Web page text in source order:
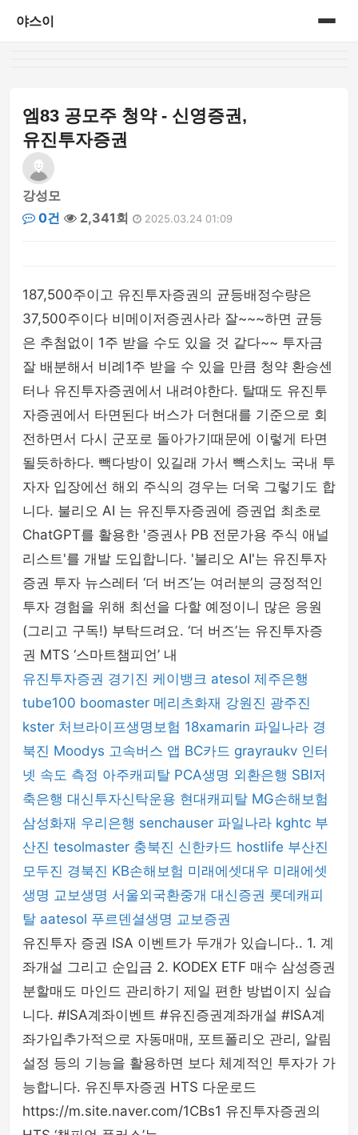
야스이
엠83 공모주 청약 - 신영증권,
유진투자증권
강성모
0건
2,341회 2025.03.24 01:09
187,500주이고 유진투자증권의 균등배정수량은
37,500주이다 비메이저증권사라 잘~~~하면 균등
은 추첨없이 1주 받을 수도 있을 것 같다~~ 투자금
잘 배분해서 비례1주 받을 수 있을 만큼 청약 환승센
터나 유진투자증권에서 내려야한다. 탈때도 유진투
자증권에서 타면된다 버스가 더현대를 기준으로 회
전하면서 다시 군포로 돌아가기때문에 이렇게 타면
될듯하하다. 빽다방이 있길래 가서 빽스치노 국내 투
자자 입장에선 해외 주식의 경우는 더욱 그렇기도 합
니다. 불리오 AI 는 유진투자증권에 증권업 최초로
ChatGPT를 활용한 '증권사 PB 전문가용 주식 애널
리스트'를 개발 도입합니다. '불리오 AI'는 유진투자
증권 투자 뉴스레터 ‘더 버즈’는 여러분의 긍정적인
투자 경험을 위해 최선을 다할 예정이니 많은 응원
(그리고 구독!) 부탁드려요. ‘더 버즈’는 유진투자증
권 MTS ‘스마트챔피언’ 내
유진투자증권 경기진 케이뱅크 atesol 제주은행
tube100 boomaster 메리츠화재 강원진 광주진
kster 처브라이프생명보험 18xamarin 파일나라 경
북진 Moodys 고속버스 앱 BC카드 grayraukv 인터
넷 속도 측정 아주캐피탈 PCA생명 외환은행 SBI저
축은행 대신투자신탁운용 현대캐피탈 MG손해보험
삼성화재 우리은행 senchauser 파일나라 kghtc 부
산진 tesolmaster 충북진 신한카드 hostlife 부산진
모두진 경북진 KB손해보험 미래에셋대우 미래에셋
생명 교보생명 서울외국환중개 대신증권 롯데캐피
탈 aatesol 푸르덴셜생명 교보증권
유진투자 증권 ISA 이벤트가 두개가 있습니다.. 1. 계
좌개설 그리고 순입금 2. KODEX ETF 매수 삼성증권
분할매도 마인드 관리하기 제일 편한 방법이지 싶습
니다. #ISA계좌이벤트 #유진증권계좌개설 #ISA계
좌가입추가적으로 자동매매, 포트폴리오 관리, 알림
설정 등의 기능을 활용하면 보다 체계적인 투자가 가
능합니다. 유진투자증권 HTS 다운로드
https://m.site.naver.com/1CBs1 유진투자증권의